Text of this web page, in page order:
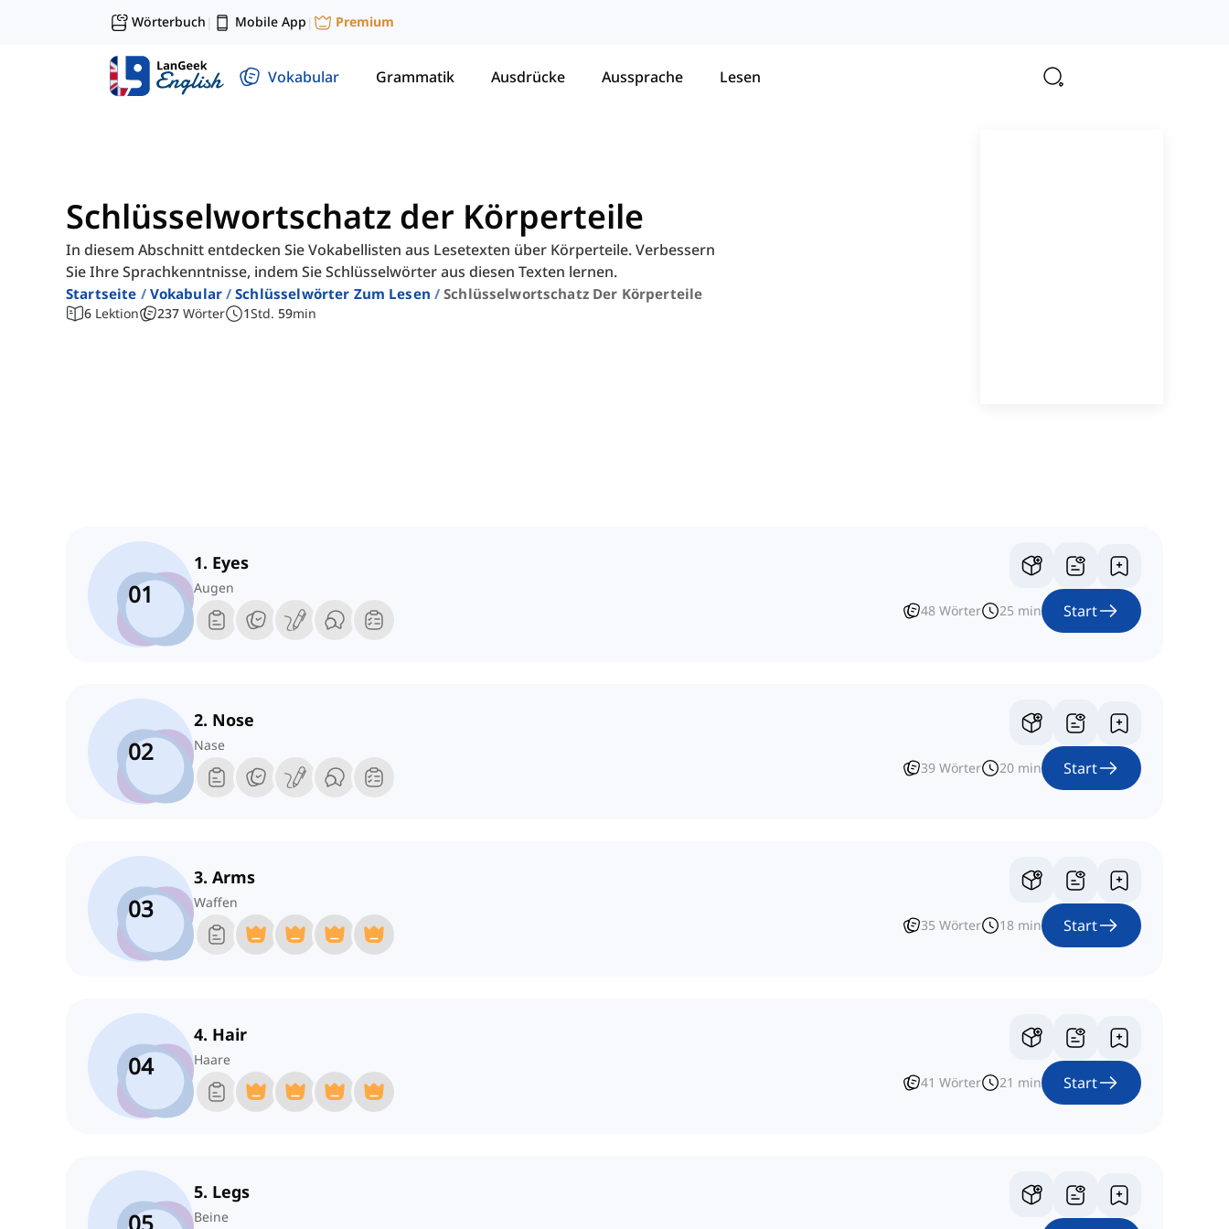
Wörterbuch | Mobile App | Premium
Vokabular Grammatik Ausdrücke Aussprache Lesen
Schlüsselwortschatz der Körperteile
In diesem Abschnitt entdecken Sie Vokabellisten aus Lesetexten über Körperteile. Verbessern
Sie Ihre Sprachkenntnisse, indem Sie Schlüsselwörter aus diesen Texten lernen.
Startseite Vokabular Schlüsselwörter Zum Lesen Schlüsselwortschatz Der Körperteile
6 Lektion 237 Wörter 1Std. 59min
01
1. Eyes
Augen
48 Wörter 25 min Start
02
2. Nose
Nase
39 Wörter 20 min Start
03
3. Arms
Waffen
35 Wörter 18 min Start
04
4. Hair
Haare
41 Wörter 21 min Start
5. Legs
Beine